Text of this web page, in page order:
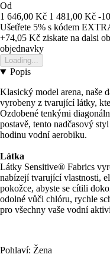
Od
1 646,00 Kč 1 481,00 Kč -
Ušetřete 5% s kódem
+74,05 Kč ziskate na dalsi
objednavky
Loading...
Popis
Klasický model arena, naše
vyrobeny z tvarující látky,
Ozdobené tenkými
postavě, tento nadčasový
hodinu vodní aerobiku.
Látka
Látky Sensitive® Fabrics
nabízejí tvarující vlastnosti,
pokožce, abyste se cítili
odolné vůči chlóru, rychle
pro všechny vaše vodní
Pohlaví: Žena